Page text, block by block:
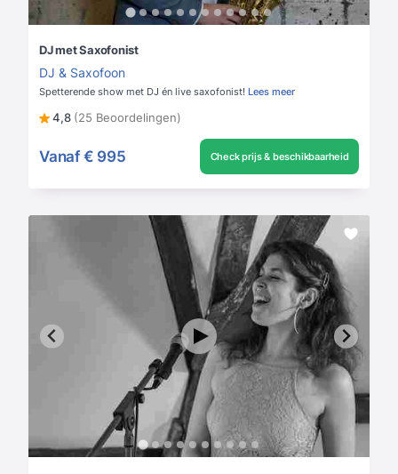
DJ met Saxofonist
DJ & Saxofoon
Spetterende show met DJ én live saxofonist! Lees meer
4,8 (25 Beoordelingen)
Vanaf € 995 Check prijs & beschikbaarheid